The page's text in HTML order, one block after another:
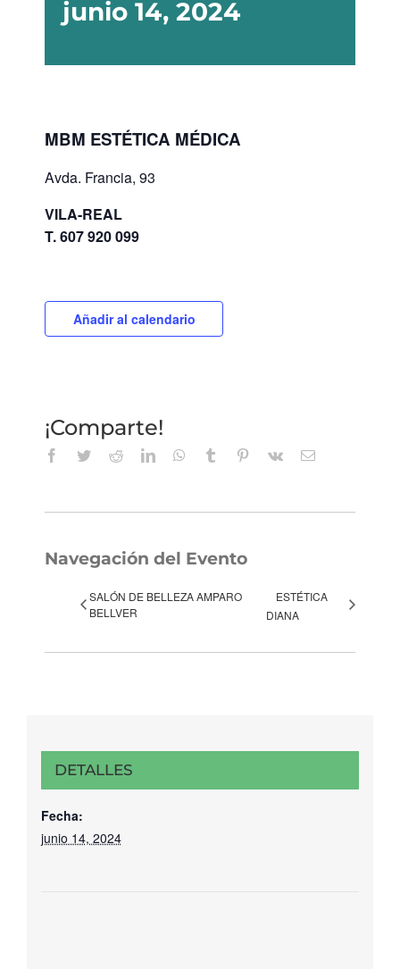
junio 14, 2024
MBM ESTÉTICA MÉDICA
Avda. Francia, 93
VILA-REAL
T. 607 920 099
Añadir al calendario
¡Comparte!
Facebook
TwitterRedditLinkedInWhatsApp
Tumblr Pinterest
Vk
Correo
Navegación del Evento
SALÓN DE BELLEZA AMPARO
BELLVER
ESTÉTICA
DIANA
DETALLES
Fecha:
junio 14, 2024